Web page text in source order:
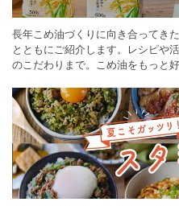
長年こめ油づくりに向き合ってき
とともにご紹介します。レシピや
のこだわりまで。こめ油をもっと